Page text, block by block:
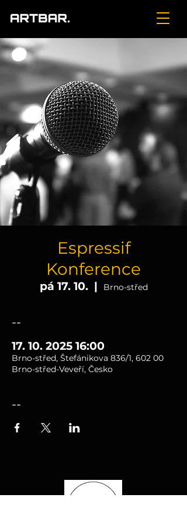
Espressif
Konference
pá 17. 10.
  |
Brno-střed
--
17. 10. 2025 16:00
Brno-střed, Štefánikova 836/1, 602 00
Brno-střed-Veveří, Česko
--